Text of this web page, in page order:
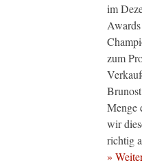
im
zum
Menge
wir
richtig
»